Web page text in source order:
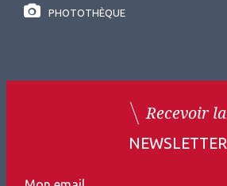
PHOTOTHÈQUE
Recevoir la
NEWSLETTER